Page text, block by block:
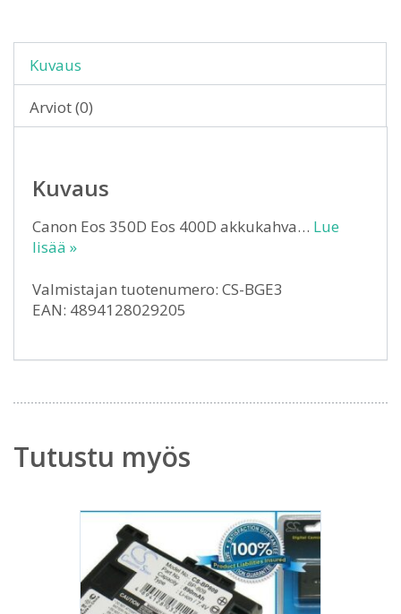
Kuvaus
Arviot (0)
Kuvaus
Canon Eos 350D Eos 400D akkukahva… Lue
lisää »
Valmistajan tuotenumero: CS-BGE3
EAN: 4894128029205
Tutustu myös